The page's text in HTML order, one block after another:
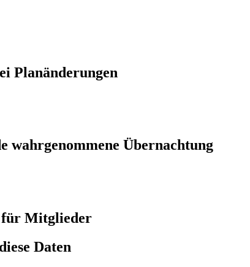
Planänderungen
wahrgenommene Übernachtung
für Mitglieder
Daten